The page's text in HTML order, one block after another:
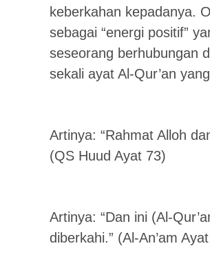
keberkahan kepadanya.
sebagai “energi positif”
seseorang berhubungan
sekali ayat Al-Qur’an
Artinya: “Rahmat Alloh
(QS Huud Ayat 73)
Artinya: “Dan ini (Al-
diberkahi.” (Al-An’am